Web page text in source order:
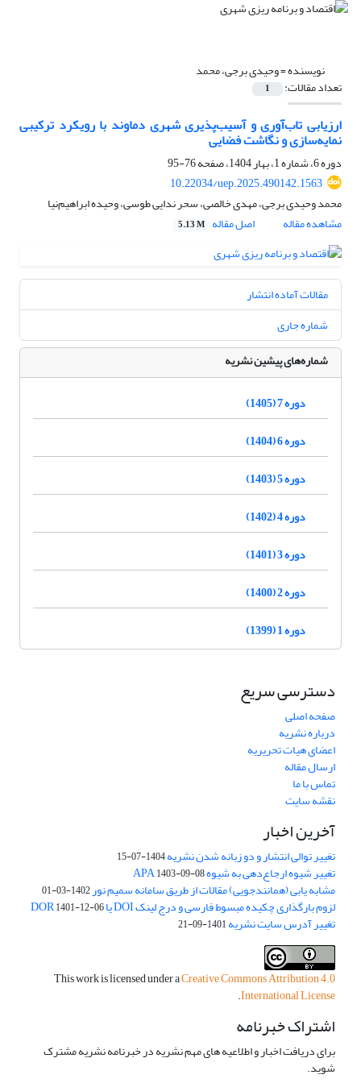
نویسنده =وحیدی برجی، محمد
تعداد مقالات: 1
ارزیابی تاب‌آوری و آسیب‌پذیری شهری دماوند با رویکرد ترکیبی
نمایه‌سازی و نگاشت فضایی
دوره 6، شماره 1، بهار 1404، صفحه
76-95
10.22034/uep.2025.490142.1563
محمد وحیدی برجی، مهدی خالصی، سحر ندایی طوسی، وحیده ابراهیم‌نیا
مشاهده مقاله
اصل مقاله 5.13 M
مقالات آماده انتشار
شماره جاری
شماره‌های پیشین نشریه
دوره 7 (1405)
دوره 6 (1404)
دوره 5 (1403)
دوره 4 (1402)
دوره 3 (1401)
دوره 2 (1400)
دوره 1 (1399)
دسترسی سریع
صفحه اصلی
درباره نشریه
اعضای هیات تحریریه
ارسال مقاله
تماس با ما
نقشه سایت
آخرین اخبار
تغییر توالی انتشار و دو زبانه شدن نشریه1404-07-15
تغییر شیوه ارجاع‌دهی به شیوه APA1403-09-08
مشابه یابی (همانندجویی) مقالات از طریق سامانه سمیم نور1402-03-01
لزوم بارگذاری چکیده مبسوط فارسی و درج لینک DOI یا DOR 1401-12-06
تغییر آدرس سایت نشریه1401-09-21
This work is licensed under aCreative Commons Attribution 4.0
International License
.
اشتراک خبرنامه
برای دریافت اخبار و اطلاعیه های مهم نشریه در خبرنامه نشریه مشترک
شوید.